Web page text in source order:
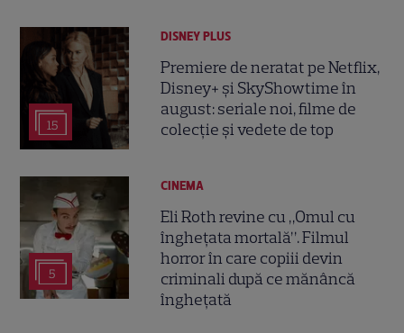
15
DISNEY PLUS
Premiere de neratat pe Netflix,
Disney+ și SkyShowtime în
august: seriale noi, filme de
colecție și vedete de top
5
CINEMA
Eli Roth revine cu „Omul cu
înghețata mortală”. Filmul
horror în care copiii devin
criminali după ce mănâncă
înghețată